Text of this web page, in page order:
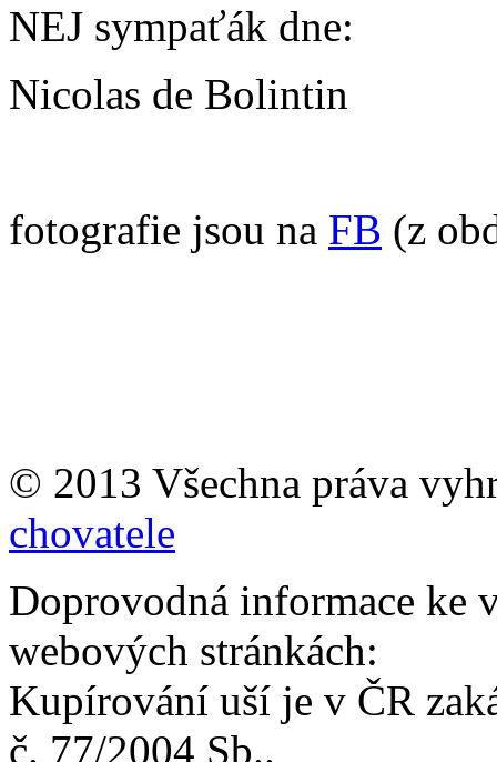
NEJ sympaťák dne:
Nicolas de Bolintin
fotografie jsou na FB (z
© 2013 Všechna práva
chovatele
Doprovodná informace ke
webových stránkách:
Kupírování uší je v ČR
č. 77/2004 Sb..